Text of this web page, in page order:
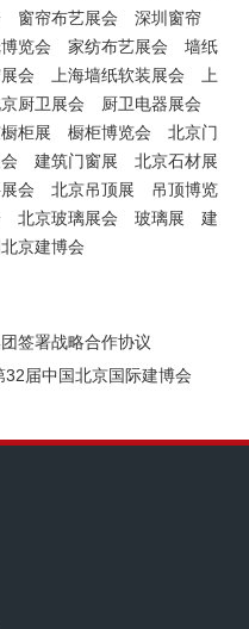
窗帘布艺展会
深圳窗帘
览会 家纺布艺展会
墙纸
会 上海墙纸软装展会
上
厨卫展会
厨卫电器展会
柜展 橱柜博览会
北京门
建筑门窗展
北京石材展
会 北京吊顶展
吊顶博览
北京玻璃展会 玻璃展
建
京建博会
签署战略合作协议
届中国北京国际建博会